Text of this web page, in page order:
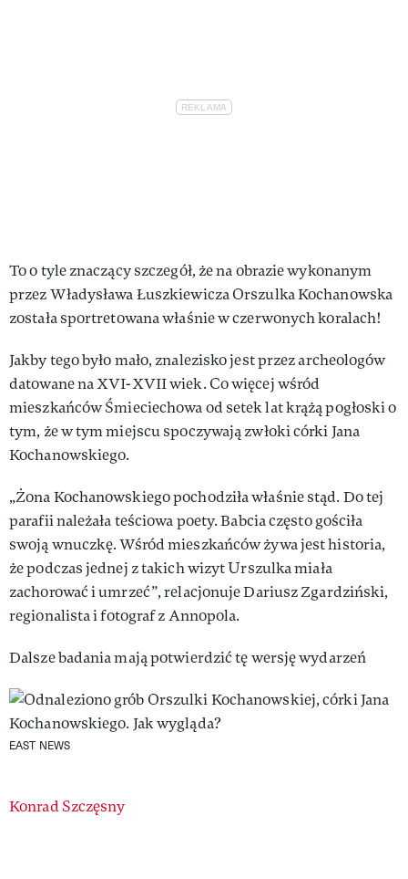
To o tyle znaczący szczegół, że na obrazie wykonanym
przez Władysława Łuszkiewicza Orszulka Kochanowska
została sportretowana właśnie w czerwonych koralach!
Jakby tego było mało, znalezisko jest przez archeologów
datowane na XVI-XVII wiek. Co więcej wśród
mieszkańców Śmieciechowa od setek lat krążą pogłoski o
tym, że w tym miejscu spoczywają zwłoki córki Jana
Kochanowskiego.
„Żona Kochanowskiego pochodziła właśnie stąd. Do tej
parafii należała teściowa poety. Babcia często gościła
swoją wnuczkę. Wśród mieszkańców żywa jest historia,
że podczas jednej z takich wizyt Urszulka miała
zachorować i umrzeć”, relacjonuje Dariusz Zgardziński,
regionalista i fotograf z Annopola.
Dalsze badania mają potwierdzić tę wersję wydarzeń
EAST NEWS
Authors
Konrad Szczęsny